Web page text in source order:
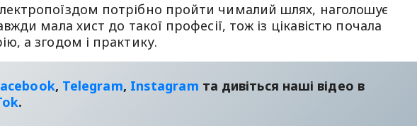
потрібно пройти чималий шлях, наголошує
мала хист до такої професії, тож із цікавістю почала
а згодом і практику.
, Telegram, Instagram та дивіться наші відео в
.